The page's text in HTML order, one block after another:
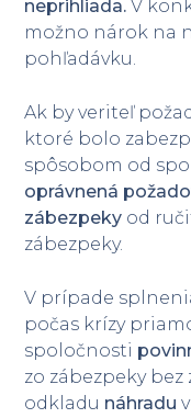
neprihliada. V
možno nárok na
pohľadávku.
Ak by veriteľ
ktoré bolo
spôsobom od
oprávnená
zábezpeky od
zábezpeky.
V prípade
počas krízy
spoločnosti
zo zábezpeky
odkladu náhradu